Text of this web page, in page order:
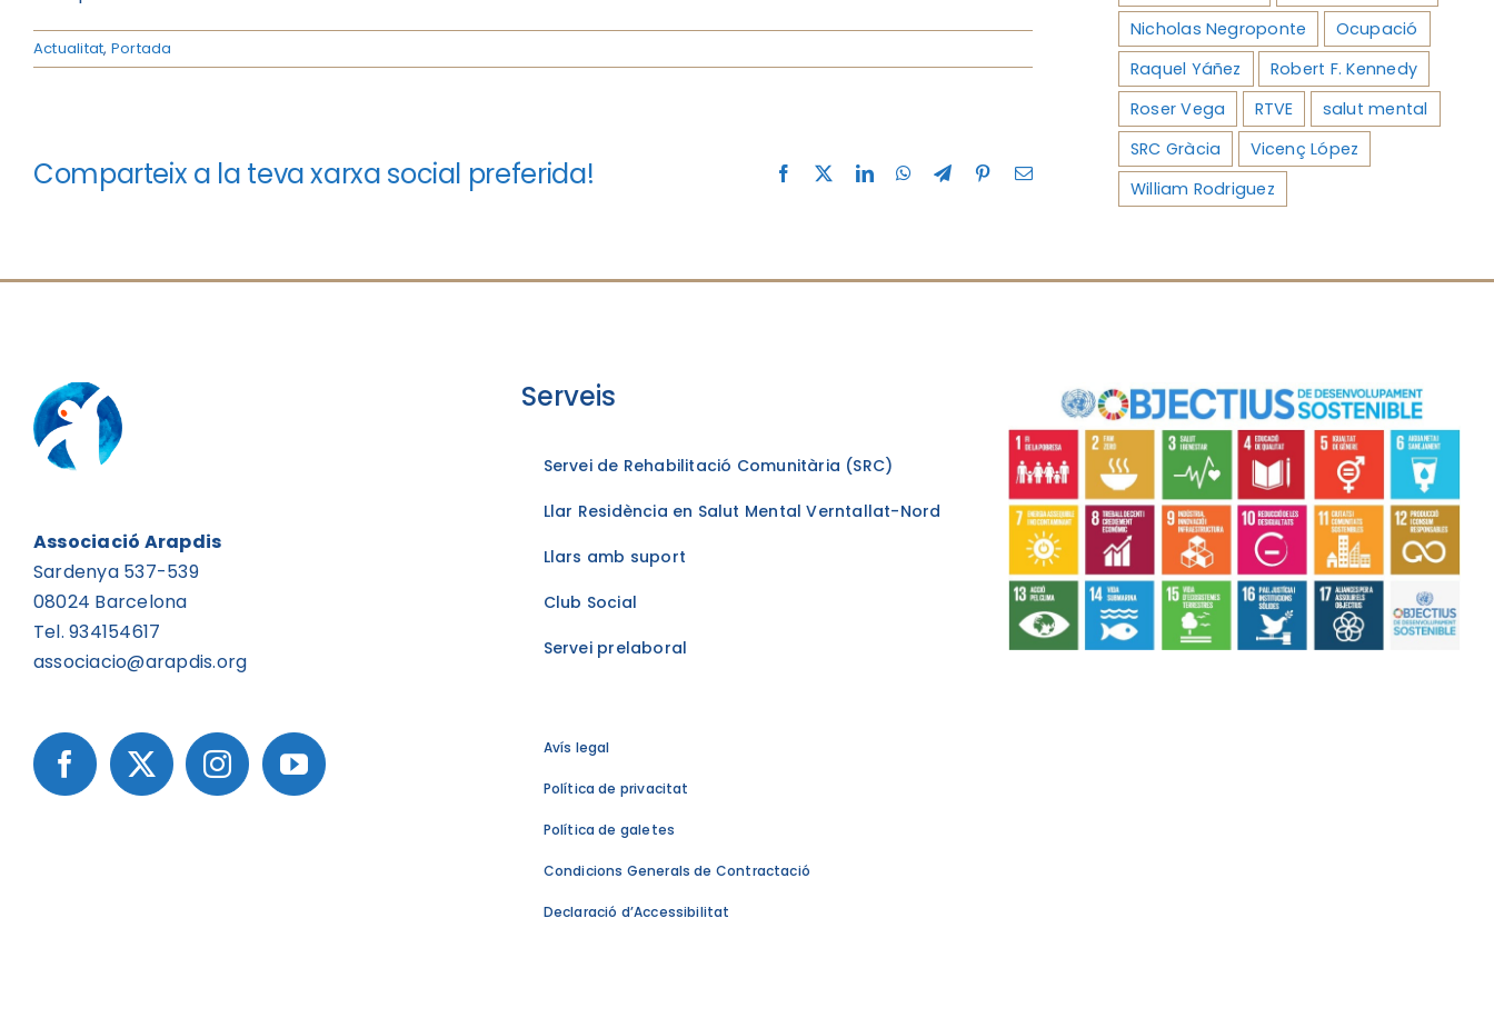
Actualitat, Portada
Comparteix a la teva xarxa social preferida! Facebook LinkedInWhatsApp
TelegramPinterestEmail
Nicholas Negroponte
Ocupació
Raquel Yáñez
Robert F. Kennedy
Roser Vega
RTVE
salut mental
SRC Gràcia
Vicenç López
William Rodriguez
Associació Arapdis
Sardenya 537-539
08024 Barcelona
Tel. 934154617
associacio@arapdis.org
Serveis
Servei de Rehabilitació Comunitària (SRC)
Llar Residència en Salut Mental Verntallat-Nord
Llars amb suport
Club Social
Servei prelaboral
Avís legal
Política de privacitat
Política de galetes
Condicions Generals de Contractació
Declaració d’Accessibilitat